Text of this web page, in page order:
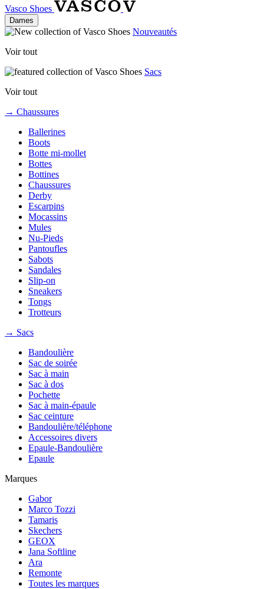
Vasco Shoes
Dames
Nouveautés
Voir tout
Sacs
Voir tout
→ Chaussures
Ballerines
Boots
Botte mi-mollet
Bottes
Bottines
Chaussures
Derby
Escarpins
Mocassins
Mules
Nu-Pieds
Pantoufles
Sabots
Sandales
Slip-on
Sneakers
Tongs
Trotteurs
→ Sacs
Bandoulière
Sac de soirée
Sac à main
Sac à dos
Pochette
Sac à main-épaule
Sac ceinture
Bandoulière/téléphone
Accessoires divers
Epaule-Bandoulière
Epaule
Marques
Gabor
Marco Tozzi
Tamaris
Skechers
GEOX
Jana Softline
Ara
Remonte
Toutes les marques